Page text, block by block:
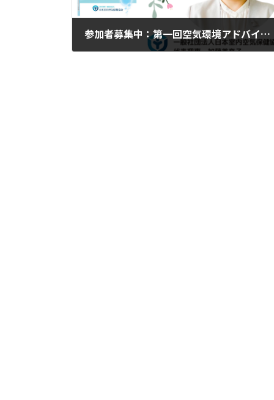
参加者募集中：第一回空気環境アドバイザー認定式と研修会in東京
2023年3月6日